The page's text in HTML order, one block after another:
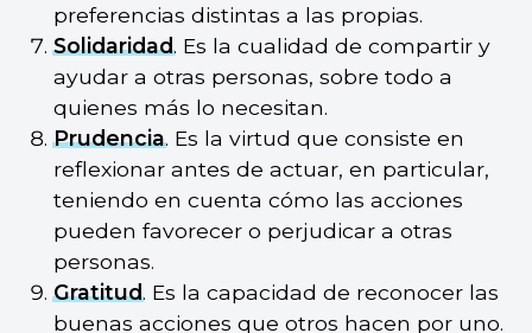
preferencias distintas a las propias.
Solidaridad. Es la cualidad de compartir y
ayudar a otras personas, sobre todo a
quienes más lo necesitan.
Prudencia. Es la virtud que consiste en
reflexionar antes de actuar, en particular,
teniendo en cuenta cómo las acciones
pueden favorecer o perjudicar a otras
personas.
Gratitud. Es la capacidad de reconocer las
buenas acciones que otros hacen por uno.